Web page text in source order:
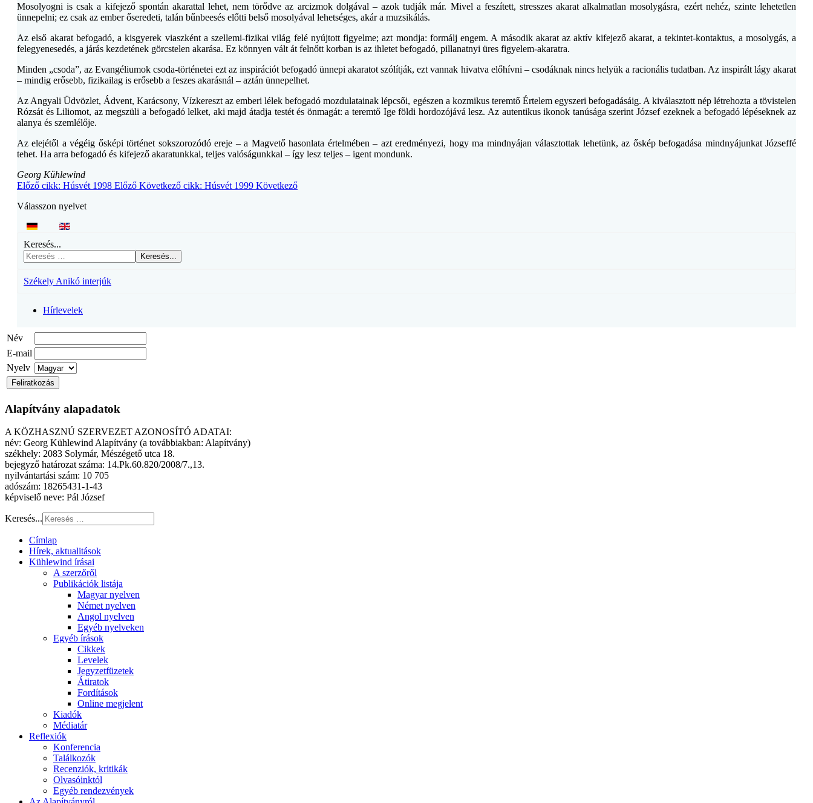
Mosolyogni is csak a kifejező spontán akarattal lehet, nem törődve az arcizmok dolgával – azok tudják már. Mivel a feszített, stresszes akarat alkalmatlan mosolygásra, ezért nehéz, szinte lehetetlen
ünnepelni; ez csak az ember őseredeti, talán bűnbeesés előtti belső mosolyával lehetséges, akár a muzsikálás.
Az első akarat befogadó, a kisgyerek viaszként a szellemi-fizikai világ felé nyújtott figyelme; azt mondja: formálj engem. A második akarat az aktív kifejező akarat, a tekintet-kontaktus, a mosolygás, a
felegyenesedés, a járás kezdetének görcstelen akarása. Ez könnyen vált át felnőtt korban is az ihletet befogadó, pillanatnyi üres figyelem-akaratra.
Minden „csoda”, az Evangéliumok csoda-történetei ezt az inspirációt befogadó ünnepi akaratot szólítják, ezt vannak hivatva előhívni – csodáknak nincs helyük a racionális tudatban. Az inspirált lágy akarat
– mindig erősebb, fizikailag is erősebb a feszes akarásnál – aztán ünnepelhet.
Az Angyali Üdvözlet, Ádvent, Karácsony, Vízkereszt az emberi lélek befogadó mozdulatainak lépcsői, egészen a kozmikus teremtő Értelem egyszeri befogadásáig. A kiválasztott nép létrehozta a tövistelen
Rózsát és Liliomot, az megszüli a befogadó lelket, aki majd átadja testét és önmagát: a teremtő Ige földi hordozójává lesz. Az autentikus ikonok tanúsága szerint József ezeknek a befogadó lépéseknek az
alanya és szemlélője.
Az elejétől a végéig ősképi történet sokszorozódó ereje – a Magvető hasonlata értelmében – azt eredményezi, hogy ma mindnyájan választottak lehetünk, az őskép befogadása mindnyájunkat Józseffé
tehet. Ha arra befogadó és kifejező akaratunkkal, teljes valóságunkkal – így lesz teljes – igent mondunk.
Georg Kühlewind
Előző cikk: Húsvét 1998 Előző Következő cikk: Húsvét 1999 Következő
Válasszon nyelvet
Keresés...
Keresés...
Székely Anikó interjúk
Hírlevelek
Név
E-mail
Nyelv
Alapítvány alapadatok
A KÖZHASZNÚ SZERVEZET AZONOSÍTÓ ADATAI:
név: Georg Kühlewind Alapítvány (a továbbiakban: Alapítvány)
székhely: 2083 Solymár, Mészégető utca 18.
bejegyző határozat száma: 14.Pk.60.820/2008/7.,13.
nyilvántartási szám: 10 705
adószám: 18265431-1-43
képviselő neve: Pál József
Keresés...
Címlap
Hírek, aktualitások
Kühlewind írásai
A szerzőről
Publikációk listája
Magyar nyelven
Német nyelven
Angol nyelven
Egyéb nyelveken
Egyéb írások
Cikkek
Levelek
Jegyzetfüzetek
Átiratok
Fordítások
Online megjelent
Kiadók
Médiatár
Reflexiók
Konferencia
Találkozók
Recenziók, kritikák
Olvasóinktól
Egyéb rendezvények